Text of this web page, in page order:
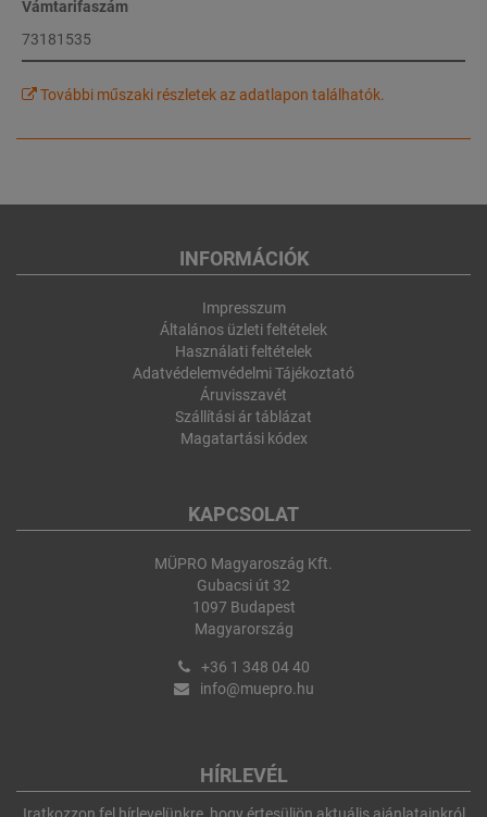
Vámtarifaszám
73181535
További műszaki részletek az adatlapon találhatók.
INFORMÁCIÓK
Impresszum
Általános üzleti feltételek
Használati feltételek
Adatvédelemvédelmi Tájékoztató
Áruvisszavét
Szállítási ár táblázat
Magatartási kódex
KAPCSOLAT
MÜPRO Magyaroszág Kft.
Gubacsi út 32
1097 Budapest
Magyarország
+36 1 348 04 40
info@muepro.hu
HÍRLEVÉL